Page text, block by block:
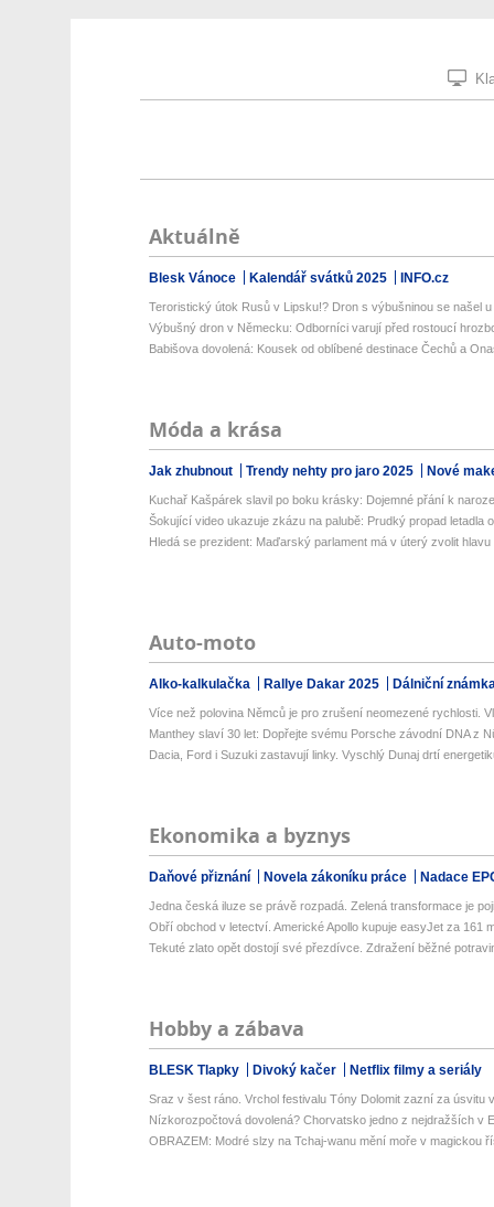
Aktuálně
Blesk Vánoce Kalendář svátků 2025 INFO.cz
Teroristický útok Rusů v Lipsku!? Dron s výbušninou se našel u
Výbušný dron v Německu: Odborníci varují před rostoucí
Babišova dovolená: Kousek od oblíbené destinace Čechů a
Móda a krása
Jak zhubnout Trendy nehty pro jaro 2025 Nové
Kuchař Kašpárek slavil po boku krásky: Dojemné přání k
Šokující video ukazuje zkázu na palubě: Prudký propad letadla
Hledá se prezident: Maďarský parlament má v úterý zvolit hlavu
Auto-moto
Alko-kalkulačka Rallye Dakar 2025 Dálniční
Více než polovina Němců je pro zrušení neomezené rychlosti.
Manthey slaví 30 let: Dopřejte svému Porsche závodní DNA z
Dacia, Ford i Suzuki zastavují linky. Vyschlý Dunaj drtí
Ekonomika a byznys
Daňové přiznání Novela zákoníku práce Nadace
Jedna česká iluze se právě rozpadá. Zelená transformace je
Obří obchod v letectví. Americké Apollo kupuje easyJet za 161
Tekuté zlato opět dostojí své přezdívce. Zdražení běžné
Hobby a zábava
BLESK Tlapky Divoký kačer Netflix filmy a seriály
Sraz v šest ráno. Vrchol festivalu Tóny Dolomit zazní za úsvitu
Nízkorozpočtová dovolená? Chorvatsko jedno z nejdražších v
OBRAZEM: Modré slzy na Tchaj-wanu mění moře v magickou